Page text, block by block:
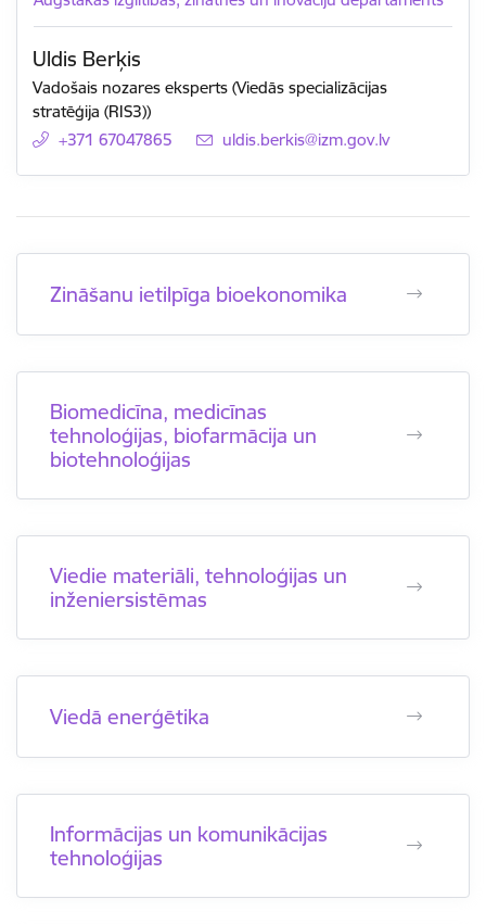
Uldis Berķis
Vadošais nozares eksperts (Viedās specializācijas
stratēģija (RIS3))
+371 67047865
E-pasts:
uldis.berkis@izm.gov.lv
Zināšanu ietilpīga bioekonomika
Biomedicīna, medicīnas
tehnoloģijas, biofarmācija un
biotehnoloģijas
Viedie materiāli, tehnoloģijas un
inženiersistēmas
Viedā enerģētika
Informācijas un komunikācijas
tehnoloģijas